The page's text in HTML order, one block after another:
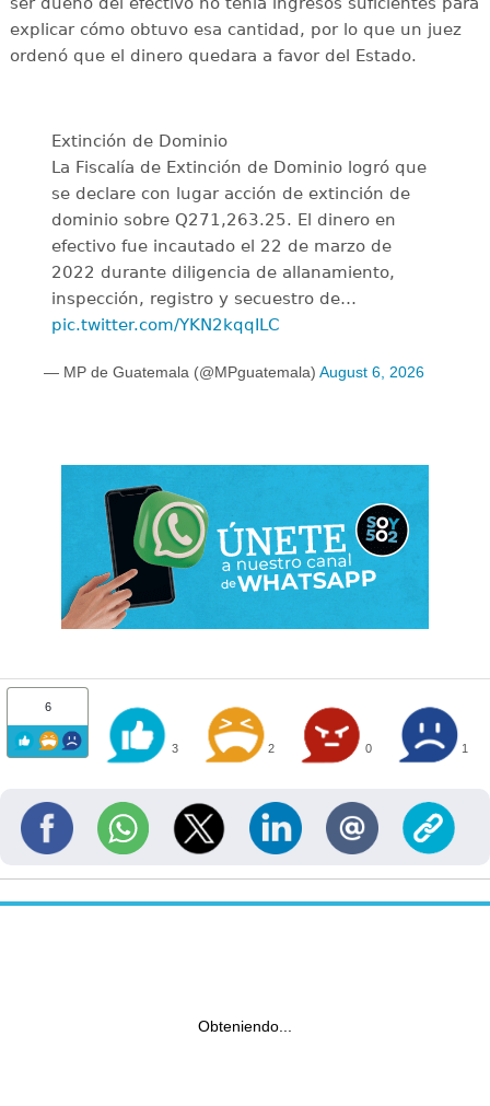
explicar cómo obtuvo esa cantidad, por lo que un juez
ordenó que el dinero quedara a favor del Estado.
Extinción de Dominio
La Fiscalía de Extinción de Dominio logró que
se declare con lugar acción de extinción de
dominio sobre Q271,263.25. El dinero en
efectivo fue incautado el 22 de marzo de
2022 durante diligencia de allanamiento,
inspección, registro y secuestro de…
pic.twitter.com/YKN2kqqILC
— MP de Guatemala (@MPguatemala) August 6, 2026
6
3 2 0 1
Obteniendo...